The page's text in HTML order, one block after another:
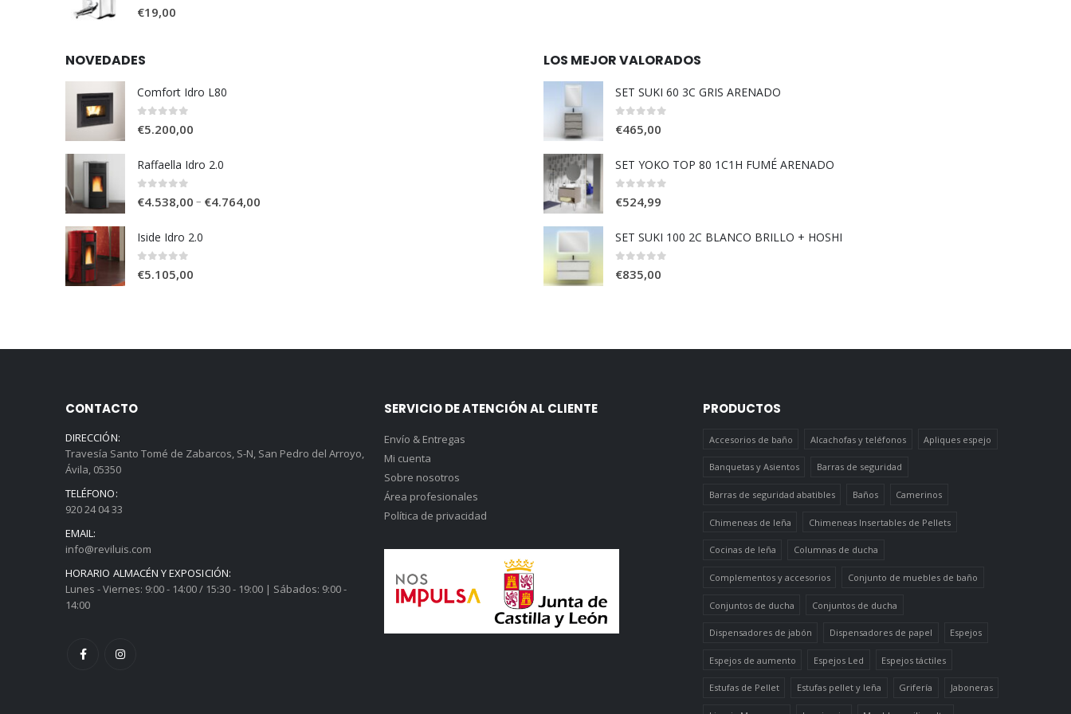
€19,00
NOVEDADES
Comfort Idro L80
€5.200,00
Raffaella Idro 2.0
€4.538,00 – €4.764,00
Iside Idro 2.0
€5.105,00
LOS MEJOR VALORADOS
SET SUKI 60 3C GRIS ARENADO
€465,00
SET YOKO TOP 80 1C1H FUMÉ ARENADO
€524,99
SET SUKI 100 2C BLANCO BRILLO + HOSHI
€835,00
CONTACTO
DIRECCIÓN:
Travesía Santo Tomé de Zabarcos, S-N, San Pedro del Arroyo,
Ávila, 05350
TELÉFONO:
920 24 04 33
EMAIL:
info@reviluis.com
HORARIO ALMACÉN Y EXPOSICIÓN:
Lunes - Viernes: 9:00 - 14:00 / 15:30 - 19:00 | Sábados: 9:00 -
14:00
SERVICIO DE ATENCIÓN AL CLIENTE
Envío & Entregas
Mi cuenta
Sobre nosotros
Área profesionales
Política de privacidad
PRODUCTOS
Accesorios de baño Alcachofas y teléfonos Apliques espejo
Banquetas y Asientos Barras de seguridad
Barras de seguridad abatibles Baños Camerinos
Chimeneas de leña Chimeneas Insertables de Pellets
Cocinas de leña Columnas de ducha
Complementos y accesorios Conjunto de muebles de baño
Conjuntos de ducha Conjuntos de ducha
Dispensadores de jabón Dispensadores de papel Espejos
Espejos de aumento Espejos Led Espejos táctiles
Estufas de Pellet Estufas pellet y leña Grifería Jaboneras